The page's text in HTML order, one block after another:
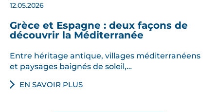
12.05.2026
Grèce et Espagne : deux façons de
découvrir la Méditerranée
Entre héritage antique, villages méditerranéens
et paysages baignés de soleil,…
EN SAVOIR PLUS